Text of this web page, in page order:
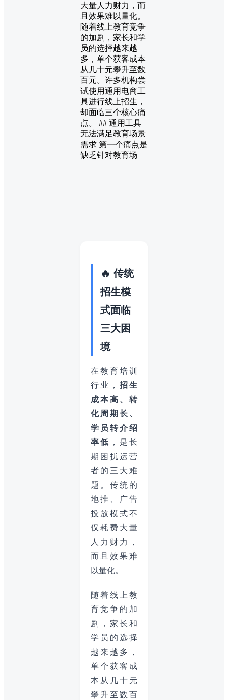
大量人力财力，而
且效果难以量化。
随着线上教育竞争
的加剧，家长和学
员的选择越来越
多，单个获客成本
从几十元攀升至数
百元。许多机构尝
试使用通用电商工
具进行线上招生，
却面临三个核心痛
点。 ## 通用工具
无法满足教育场景
需求 第一个痛点是
缺乏针对教育场
🔥 传统
招生模
式面临
三大困
境
在教育培训
行业， 招生
成本高、转
化周期长、
学员转介绍
率低 ，是长
期困扰运营
者的三大难
题。传统的
地推、广告
投放模式不
仅耗费大量
人力财力，
而且效果难
以量化。
随着线上教
育竞争的加
剧，家长和
学员的选择
越来越多，
单个获客成
本从几十元
攀升至数百